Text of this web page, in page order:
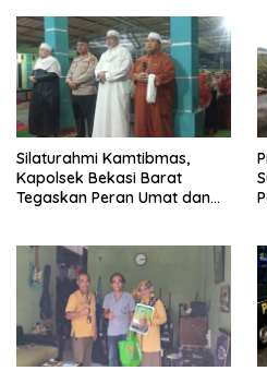
Silaturahmi Kamtibmas,
Kapolsek Bekasi Barat
Tegaskan Peran Umat dan